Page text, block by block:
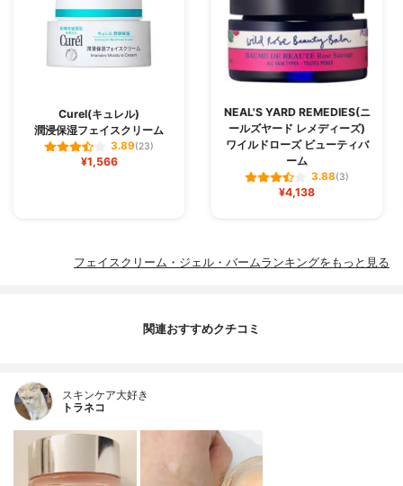
Curel(キュレル)
潤浸保湿フェイスクリーム
3.89(23)
¥1,566
NEAL'S YARD REMEDIES(ニ
ールズヤード レメディーズ)
ワイルドローズ ビューティバ
ーム
3.88(3)
¥4,138
フェイスクリーム・ジェル・バームランキングをもっと見る
関連おすすめクチコミ
スキンケア大好き
トラネコ